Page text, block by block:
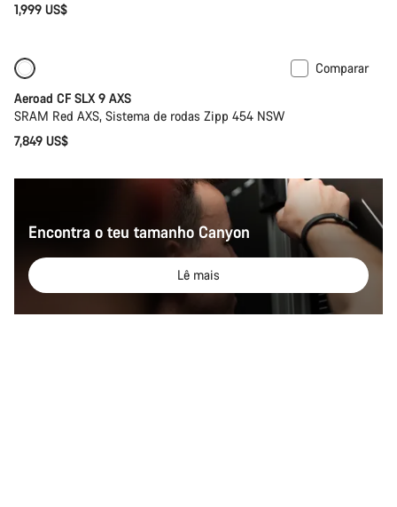
1,999 US$
Comparar
Aeroad CF SLX 9 AXS
SRAM Red AXS, Sistema de rodas Zipp 454 NSW
7,849 US$
Encontra o teu tamanho Canyon
Lê mais